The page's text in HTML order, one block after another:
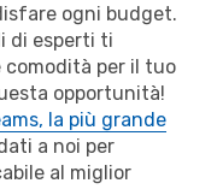
ogni budget.
di esperti ti
per il tuo
opportunità!
la più grande
a noi per
al miglior